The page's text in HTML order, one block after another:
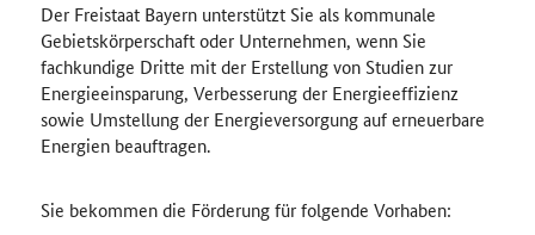
Der Freistaat Bayern unterstützt Sie als kommunale
Gebietskörperschaft oder Unternehmen, wenn Sie
fachkundige Dritte mit der Erstellung von Studien zur
Energieeinsparung, Verbesserung der Energieeffizienz
sowie Umstellung der Energieversorgung auf erneuerbare
Energien beauftragen.
Sie bekommen die Förderung für folgende Vorhaben: